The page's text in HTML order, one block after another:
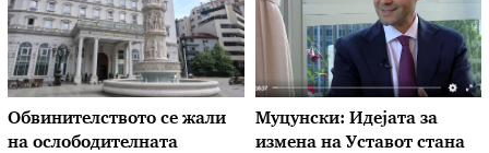
Обвинителството се жали
на ослободителната
Муцунски: Идејата за
измена на Уставот стана